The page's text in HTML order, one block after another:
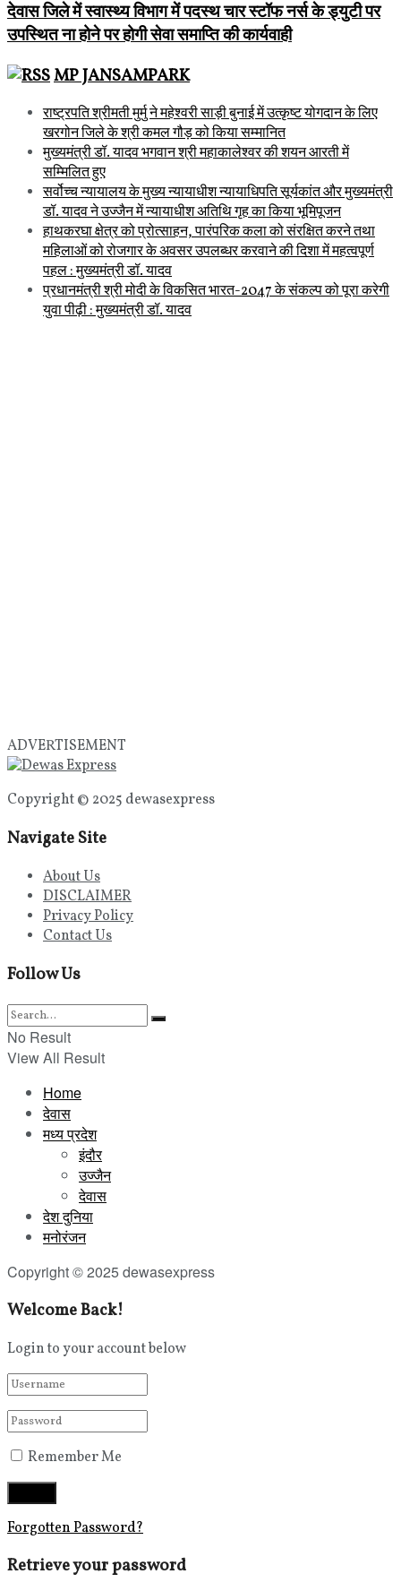
देवास जिले में स्‍वास्‍थ्‍य विभाग में पदस्‍थ चार स्टॉफ नर्स के ड्युटी पर
उपस्थित ना होने पर होगी सेवा समाप्ति की कार्यवाही
MP JANSAMPARK
राष्ट्रपति श्रीमती मुर्मु ने महेश्वरी साड़ी बुनाई में उत्कृष्ट योगदान के लिए
खरगोन जिले के श्री कमल गौड़ को किया सम्मानित
मुख्यमंत्री डॉ. यादव भगवान श्री महाकालेश्‍वर की शयन आरती में
सम्मिलित हुए
सर्वोच्च न्यायालय के मुख्‍य न्‍यायाधीश न्यायाधिपति सूर्यकांत और मुख्यमंत्री
डॉ. यादव ने उज्जैन में न्यायाधीश अतिथि गृह का किया भूमिपूजन
हाथकरघा क्षेत्र को प्रोत्साहन, पारंपरिक कला को संरक्षित करने तथा
महिलाओं को रोजगार के अवसर उपलब्धर करवाने की दिशा में महत्वपूर्ण
पहल : मुख्यमंत्री डॉ. यादव
प्रधानमंत्री श्री मोदी के विकसित भारत-2047 के संकल्प को पूरा करेगी
युवा पीढ़ी : मुख्यमंत्री डॉ. यादव
ADVERTISEMENT
Copyright © 2025 dewasexpress
Navigate Site
About Us
DISCLAIMER
Privacy Policy
Contact Us
Follow Us
No Result
View All Result
Home
देवास
मध्य प्रदेश
इंदौर
उज्जैन
देवास
देश दुनिया
मनोरंजन
Copyright © 2025 dewasexpress
Welcome Back!
Login to your account below
Remember Me
Forgotten Password?
Retrieve your password